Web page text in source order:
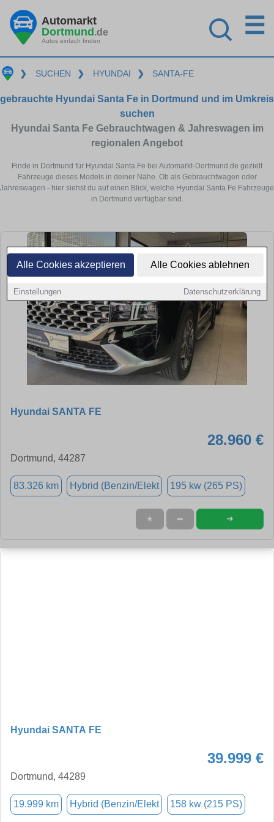
Alle Cookies akzeptieren Alle Cookies ablehnen
Einstellungen Datenschutzerklärung
Automarkt
Dortmund.de
Autos einfach finden
☰
❯ SUCHEN ❯ HYUNDAI ❯ SANTA-FE
gebrauchte Hyundai Santa Fe in Dortmund und im Umkreis
suchen
Hyundai Santa Fe Gebrauchtwagen & Jahreswagen im
regionalen Angebot
Finde in Dortmund für Hyundai Santa Fe bei Automarkt-Dortmund.de gezielt
Fahrzeuge dieses Models in deiner Nähe. Ob als Gebrauchtwagen oder
Jahreswagen - hier siehst du auf einen Blick, welche Hyundai Santa Fe Fahrzeuge
in Dortmund verfügbar sind.
Hyundai SANTA FE
28.960 €
Dortmund, 44287
83.326 km Hybrid (Benzin/Elekt 195 kw (265 PS)
★ ➦ ➜
Hyundai SANTA FE
39.999 €
Dortmund, 44289
19.999 km Hybrid (Benzin/Elekt 158 kw (215 PS)